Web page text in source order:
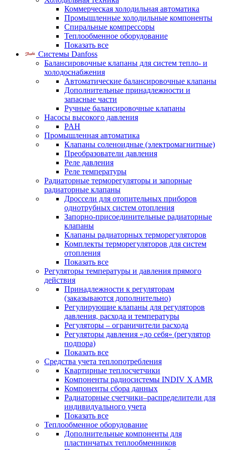
Коммерческая холодильная автоматика
Промышленные холодильные компоненты
Спиральные компрессоры
Теплообменное оборудование
Показать все
Системы Danfoss
Балансировочные клапаны для систем тепло- и
холодоснабжения
Автоматические балансировочные клапаны
Дополнительные принадлежности и
запасные части
Ручные балансировочные клапаны
Насосы высокого давления
PAH
Промышленная автоматика
Клапаны соленоидные (электромагнитные)
Преобразователи давления
Реле давления
Реле температуры
Радиаторные терморегуляторы и запорные
радиаторные клапаны
Дроссели для отопительных приборов
однотрубных систем отопления
Запорно-присоединительные радиаторные
клапаны
Клапаны радиаторных терморегуляторов
Комплекты терморегуляторов для систем
отопления
Показать все
Регуляторы температуры и давления прямого
действия
Принадлежности к регуляторам
(заказываются дополнительно)
Регулирующие клапаны для регуляторов
давления, расхода и температуры
Регуляторы – ограничители расхода
Регуляторы давления «до себя» (регулятор
подпора)
Показать все
Средства учета теплопотребления
Квартирные теплосчетчики
Компоненты радиосистемы INDIV X AMR
Компоненты сбора данных
Радиаторные счетчики–распределители для
индивидуального учета
Показать все
Теплообменное оборудование
Дополнительные компоненты для
пластинчатых теплообменников